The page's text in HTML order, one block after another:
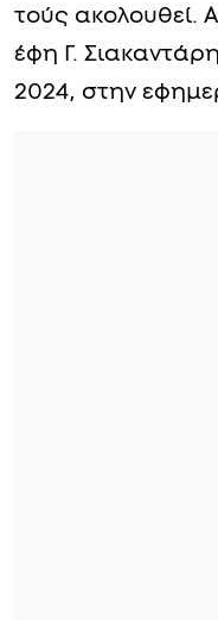
τούς ακολουθεί.
έφη Γ.
2024, στην